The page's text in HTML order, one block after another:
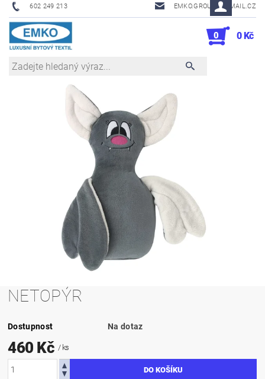
602 249 213 EMKO.GROUSL@EMAIL.CZ
0 0 Kč
NETOPÝR
Dostupnost Na dotaz
460 Kč / ks